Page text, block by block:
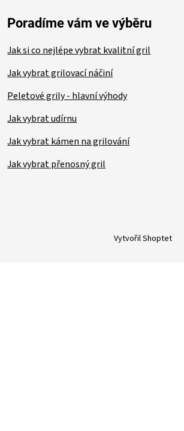
Poradíme vám ve výběru
Jak si co nejlépe vybrat kvalitní gril
Jak vybrat grilovací náčiní
Peletové grily - hlavní výhody
Jak vybrat udírnu
Jak vybrat kámen na grilování
Jak vybrat přenosný gril
Vytvořil Shoptet